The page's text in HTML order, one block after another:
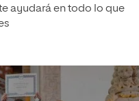
ayudará en todo lo que